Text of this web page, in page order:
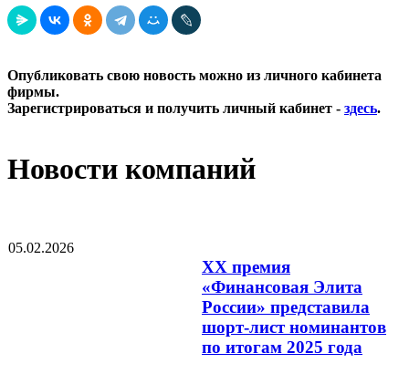
Опубликовать свою новость можно из личного кабинета
фирмы.
Зарегистрироваться и получить личный кабинет - здесь.
Новости компаний
05.02.2026
XX премия
«Финансовая Элита
России» представила
шорт-лист номинантов
по итогам 2025 года